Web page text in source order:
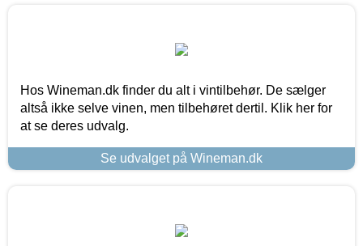
Hos Wineman.dk finder du alt i vintilbehør. De sælger
altså ikke selve vinen, men tilbehøret dertil. Klik her for
at se deres udvalg.
Se udvalget på Wineman.dk